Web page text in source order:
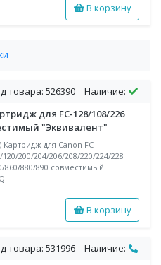
В корзину
товара: 526390
Наличие:
для FC-128/108/226
"Эквивалент"
Картридж для Canon FC-
200/204/206/208/220/224/228
860/880/890 совместимый
В корзину
товара: 531996
Наличие: